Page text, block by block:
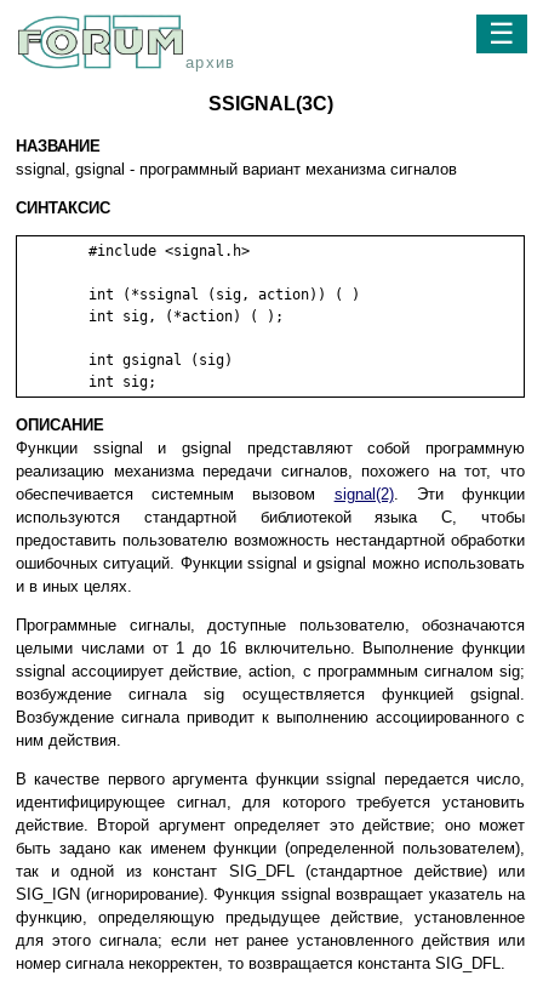
архив
☰
SSIGNAL(3C)
НАЗВАНИЕ
ssignal, gsignal - программный вариант механизма сигналов
СИНТАКСИС
ОПИСАНИЕ
Функции ssignal и gsignal представляют собой программную
реализацию механизма передачи сигналов, похожего на тот, что
обеспечивается системным вызовом signal(2). Эти функции
используются стандартной библиотекой языка C, чтобы
предоставить пользователю возможность нестандартной обработки
ошибочных ситуаций. Функции ssignal и gsignal можно использовать
и в иных целях.
Программные сигналы, доступные пользователю, обозначаются
целыми числами от 1 до 16 включительно. Выполнение функции
ssignal ассоциирует действие, action, с программным сигналом sig;
возбуждение сигнала sig осуществляется функцией gsignal.
Возбуждение сигнала приводит к выполнению ассоциированного с
ним действия.
В качестве первого аргумента функции ssignal передается число,
идентифицирующее сигнал, для которого требуется установить
действие. Второй аргумент определяет это действие; оно может
быть задано как именем функции (определенной пользователем),
так и одной из констант SIG_DFL (стандартное действие) или
SIG_IGN (игнорирование). Функция ssignal возвращает указатель на
функцию, определяющую предыдущее действие, установленное
для этого сигнала; если нет ранее установленного действия или
номер сигнала некорректен, то возвращается константа SIG_DFL.